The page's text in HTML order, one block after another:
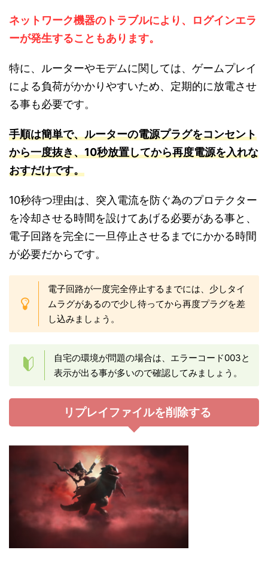
ネットワーク機器のトラブルにより、ログインエラ
ーが発生することもあり ます。
特に、ルーターやモデムに関しては、ゲームプレイ
による負荷がかかりやすいため、定期的に放電させ
る事も必要です。
手順は簡単で、ルーターの電源プラグをコンセント
から一度抜き、10秒放置してから再度電源を入れな
おすだけです。
10秒待つ理由は、突入電流を防ぐ為のプロテクター
を冷却させる時間を設けてあげる必要がある事と、
電子回路を完全に一旦停止させるまでにかかる時間
が必要だからです。
電子回路が一度完全停止するまでには、少しタイ
ムラグがあるので少し待ってから再度プラグを差
し込みましょう。
自宅の環境が問題の場合は、エラーコード003と
表示が出る事が多いので確認してみましょう。
リプレイファイルを削除する